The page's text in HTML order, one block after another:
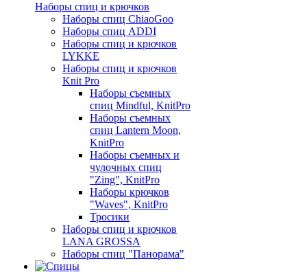
Наборы спиц и крючков
Наборы спиц ChiaoGoo
Наборы спиц ADDI
Наборы спиц и крючков
LYKKE
Наборы спиц и крючков
Knit Pro
Наборы съемных
спиц Mindful, KnitPro
Наборы съемных
спиц Lantern Moon,
KnitPro
Наборы съемных и
чулочных спиц
"Zing", KnitPro
Наборы крючков
"Waves", KnitPro
Тросики
Наборы спиц и крючков
LANA GROSSA
Наборы спиц "Панорама"